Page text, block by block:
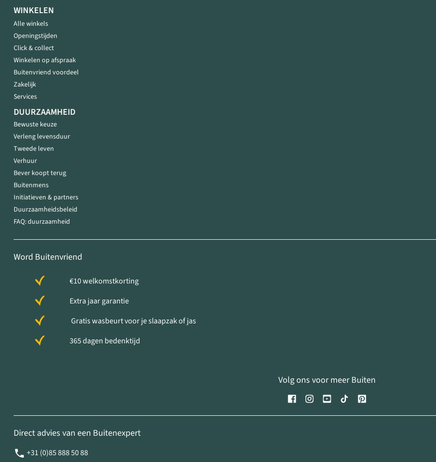
WINKELEN
Alle winkels
Openingstijden
Click & collect
Winkelen op afspraak
Buitenvriend voordeel
Zakelijk
Services
DUURZAAMHEID
Bewuste keuze
Verleng levensduur
Tweede leven
Verhuur
Bever koopt terug
Buitenmens
Initiatieven & partners
Duurzaamheidsbeleid
FAQ: duurzaamheid
Word Buitenvriend
€10 welkomstkorting
Extra jaar garantie
Gratis wasbeurt voor je slaapzak of jas
365 dagen bedenktijd
Volg ons voor meer Buiten
Direct advies van een Buitenexpert
+31 (0)85 888 50 88